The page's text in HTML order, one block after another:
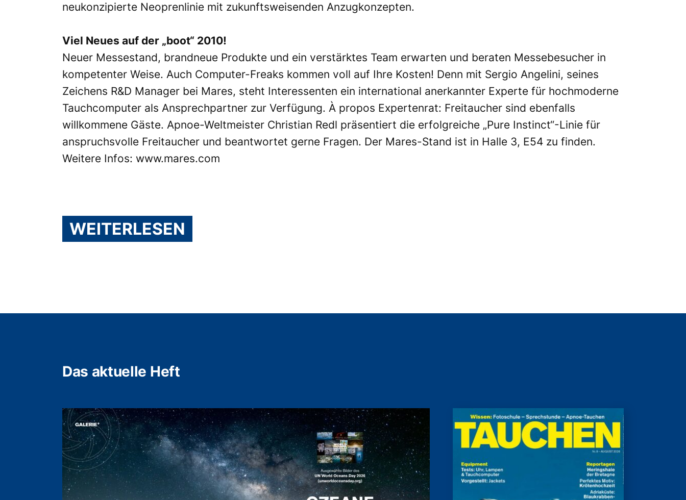
neukonzipierte Neoprenlinie mit zukunftsweisenden Anzugkonzepten.
Viel Neues auf der „boot“ 2010!
Neuer Messestand, brandneue Produkte und ein verstärktes Team erwarten und beraten Messebesucher in
kompetenter Weise. Auch Computer-Freaks kommen voll auf Ihre Kosten! Denn mit Sergio Angelini, seines
Zeichens R&D Manager bei Mares, steht Interessenten ein international anerkannter Experte für hochmoderne
Tauchcomputer als Ansprechpartner zur Verfügung. À propos Expertenrat: Freitaucher sind ebenfalls
willkommene Gäste. Apnoe-Weltmeister Christian Redl präsentiert die erfolgreiche „Pure Instinct“-Linie für
anspruchsvolle Freitaucher und beantwortet gerne Fragen. Der Mares-Stand ist in Halle 3, E54 zu finden.
Weitere Infos: www.mares.com
WEITERLESEN
Das aktuelle Heft